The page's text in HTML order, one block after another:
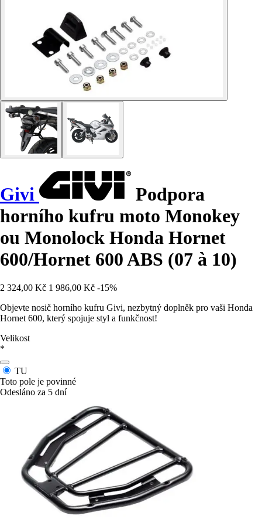
Givi
Podpora
horního kufru moto Monokey
ou Monolock Honda Hornet
600/Hornet 600 ABS (07 à 10)
2 324,00 Kč 1 986,00 Kč -15%
Objevte nosič horního kufru Givi, nezbytný doplněk pro vaši Honda
Hornet 600, který spojuje styl a funkčnost!
Velikost
*
TU
Toto pole je povinné
Odesláno za 5 dní